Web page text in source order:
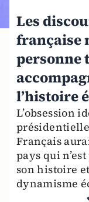
Les
française
personne
l’histoire
L’obsession
Français
pays qui
son histoire
dynamisme